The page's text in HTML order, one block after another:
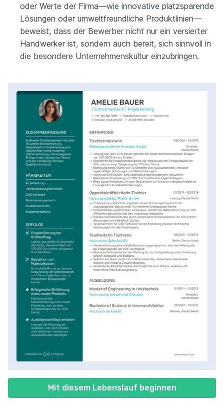
Mit diesem Lebenslauf beginnen
oder Werte der Firma—wie innovative platzsparende
Lösungen oder umweltfreundliche Produktlinien—
beweist, dass der Bewerber nicht nur ein versierter
Handwerker ist, sondern auch bereit, sich sinnvoll in
die besondere Unternehmenskultur einzubringen.